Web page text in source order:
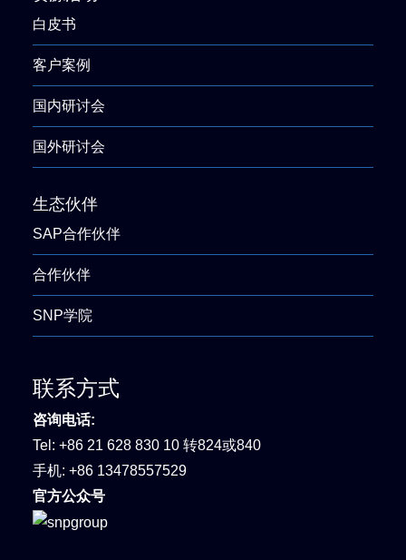
白皮书
客户案例
国内研讨会
国外研讨会
生态伙伴
SAP合作伙伴
合作伙伴
SNP学院
联系方式
咨询电话:
Tel: +86 21 628 830 10 转824或840
手机: +86 13478557529
官方公众号